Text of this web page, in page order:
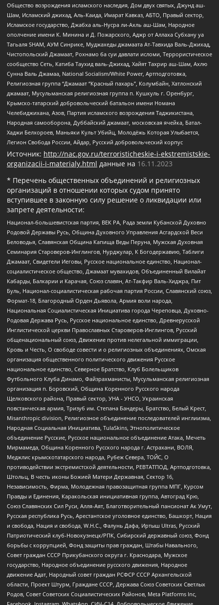
Общество возрождения исламского наследия, Дом двух святых, Джунд аш-
Шам, Исламский джихад, Аль-Каида, Имарат Кавказ, АБТО, Правый сектор,
Исламское государство, Джабха аль-Нусра ли-Ахль аш-Шам, Народное
ополчение имени К. Минина и Д. Пожарского, Аджр от Аллаха Субхану уа
Тагьаля SHAM, АУМ Синрике, Муджахеды джамаата Ат-Тавхида Валь-Джихад,
Чистопольский Джамаат, Рохнамо ба суи давлати исломи, Террористическое
сообщество Сеть, Катиба Таухид валь-Джихад, Хайят Тахрир аш-Шам, Ахлю
Сунна Валь Джамаа, National Socialism/White Power, Артподготовка,
Религиозная группа “Джамаат “Красный пахарь”, Колумбайн, Хатлонский
джамаат, Мусульманская религиозная группа п. Кушкуль г. Оренбург,
Крымско-татарский добровольческий батальон имени Номана
Челебиджихана, Азов, Партия исламского возрождения Таджикистана,
Народная самооборона, Дуббайский джамаат, московская ячейка, Батал-
Хаджи Белхороев, Маньяки Культ Убийц, Молодёжь Которая Улыбается,
Легион Свобода России, Айдар, Русский добровольческий корпус
Источник: http://nac.gov.ru/terroristicheskie-i-ekstremistskie-
organizacii-i-materialy.html данные на 16.11.2023
* Перечень общественных объединений и религиозных
организаций в отношении которых судом принято
вступившее в законную силу решение о ликвидации или
запрете деятельности:
Национал-большевистская партия, ВЕК РА, Рада земли Кубанской Духовно
Родовой Державы Русь, Община Духовного Управления Асгардской Веси
Беловодья, Славянская Община Капища Веды Перуна, Мужская Духовная
Семинария Староверов-Инглингов, Нурджулар, К Богодержавию, Таблиги
Джамаат, Свидетели Иеговы, Русское национальное единство, Национал-
социалистическое общество, Джамаат мувахидов, Объединенный Вилайат
Кабарды, Балкарии и Карачая, Союз славян, Ат-Такфир Валь-Хиджра, Пит
Буль, Национал-социалистическая рабочая партия России, Славянский союз,
Формат-18, Благородный Орден Дьявола, Армия воли народа,
Национальная Социалистическая Инициатива города Череповца, Духовно-
Родовая Держава Русь, Русское национальное единство, Древнерусской
Инглистической церкви Православных Староверов-Инглингов, Русский
общенациональный союз, Движение против нелегальной иммиграции,
Кровь и Честь, О свободе совести и о религиозных объединениях, Омская
организация общественного политического движения Русское
национальное единство, Северное Братство, Клуб Болельщиков
Футбольного Клуба Динамо, Файзрахманисты, Мусульманская религиозная
организация п. Боровский, Община Коренного Русского народа
Щелковского района, Правый сектор, УНА - УНСО, Украинская
повстанческая армия, Тризуб им. Степана Бандеры, Братство, Белый Крест,
Misanthropic division, Религиозное объединение последователей инглиизма,
Народная Социальная Инициатива, TulaSkins, Этнополитическое
объединение Русские, Русское национальное объединение Атака, Мечеть
Мирмамеда, Община Коренного Русского народа г. Астрахани, ВОЛЯ,
Меджлис крымскотатарского народа, Рубеж Севера, ТОЙС, О
противодействии экстремистской деятельности, РЕВТАТПОД, Артподготовка,
Штольц, В честь иконы Божией Матери Державная, Сектор 16,
Независимость, Фирма, Молодежная правозащитная группа МПГ, Курсом
Правды и Единения, Каракольская инициативная группа, Автоград Крю,
Союз Славянских Сил Руси, Алля-Аят, Благотворительный пансионат Ак Умут,
Русская республика Русь, Арестантское уголовное единство, Башкорт, Нация
и свобода, Нация и свобода, W.H.С., Фалунь Дафа, Иртыш Ultras, Русский
Патриотический клуб-Новокузнецк/РПК, Сибирский державный союз, Фонд
борьбы с коррупцией, Фонд защиты прав граждан, Штабы Навального,
Совет граждан СССР Прикубанского округа г. Краснодара, Мужское
государство, Народное объединение русского движения, Народное
движение Адат, Народный совет граждан РСФСР СССР Архангельской
области, Проект Штурм, Граждане СССР, Держава Союз Советских Светлых
Родов, Совет Советских Социалистических Районов, Meta Platforms Inc,